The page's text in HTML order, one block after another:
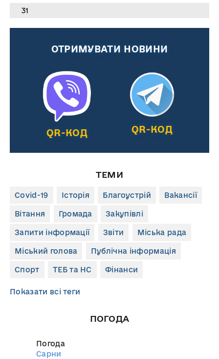
31
ОТРИМУВАТИ НОВИНИ
QR-КОД QR-КОД
ТЕМИ
Covid-19 Історія Благоустрій Вакансії
Вітання Громада Закупівлі
Запити інформації Звіти Міська рада
Міський голова Публічна інформація
Спорт ТЕБ та НС Фінанси
Показати всі теги
ПОГОДА
Погода
Сарни